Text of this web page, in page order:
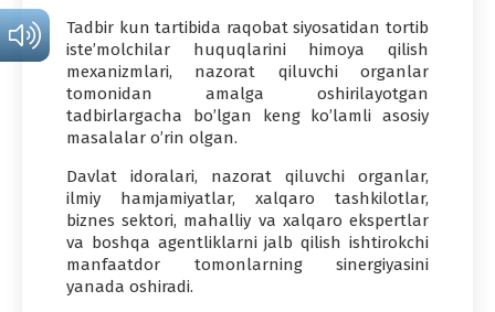
Tadbir kun tartibida raqobat siyosatidan tortib
iste’molchilar huquqlarini himoya qilish
mexanizmlari, nazorat qiluvchi organlar
tomonidan amalga oshirilayotgan
tadbirlargacha bo’lgan keng ko’lamli asosiy
masalalar o’rin olgan.
Davlat idoralari, nazorat qiluvchi organlar,
ilmiy hamjamiyatlar, xalqaro tashkilotlar,
biznes sektori, mahalliy va xalqaro ekspertlar
va boshqa agentliklarni jalb qilish ishtirokchi
manfaatdor tomonlarning sinergiyasini
yanada oshiradi.